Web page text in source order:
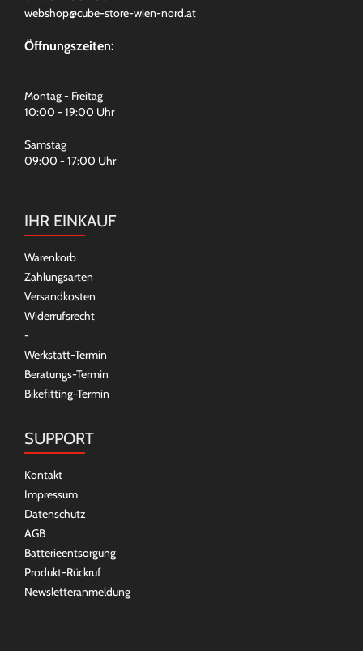
webshop@cube-store-wien-nord.at
Öffnungszeiten:
Montag - Freitag
10:00 - 19:00 Uhr
Samstag
09:00 - 17:00 Uhr
IHR EINKAUF
Warenkorb
Zahlungsarten
Versandkosten
Widerrufsrecht
-
Werkstatt-Termin
Beratungs-Termin
Bikefitting-Termin
SUPPORT
Kontakt
Impressum
Datenschutz
AGB
Batterieentsorgung
Produkt-Rückruf
Newsletteranmeldung